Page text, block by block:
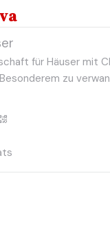
für Häuser mit
zu